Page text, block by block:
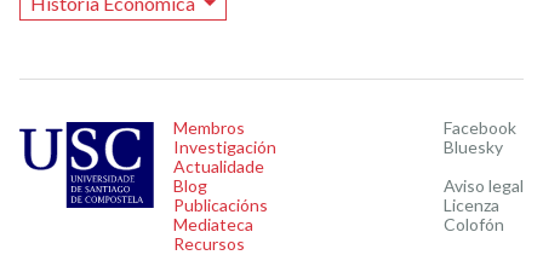
Membros
Investigación
Actualidade
Blog
Publicacións
Mediateca
Recursos
Facebook
Bluesky
Aviso legal
Licenza
Colofón